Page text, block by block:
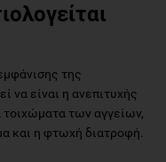
της
να είναι η ανεπιτυχής
των αγγείων,
και η φτωχή διατροφή.